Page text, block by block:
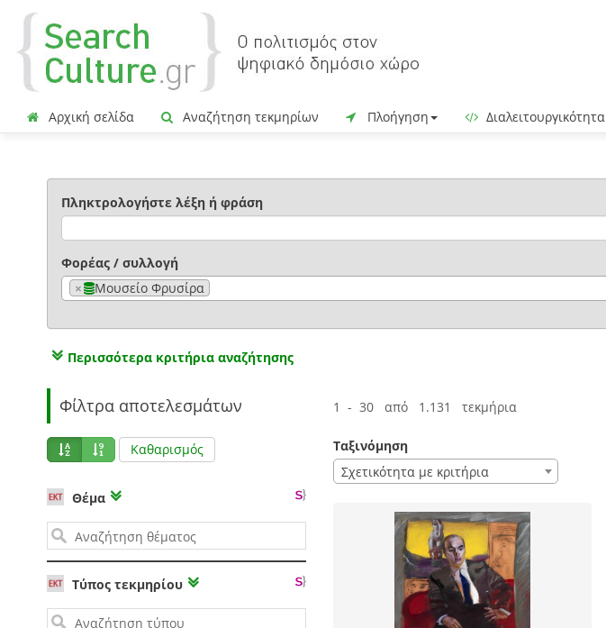
Αρχική σελίδα Αναζήτηση τεκμηρίων Πλοήγηση Διαλειτουργικότητα
Πληκτρολογήστε λέξη ή φράση
Φορέας / συλλογή
×
Μουσείο Φρυσίρα
Περισσότερα κριτήρια αναζήτησης
Φίλτρα αποτελεσμάτων
Καθαρισμός
Θέμα
Τύπος τεκμηρίου
1 - 30 από 1.131 τεκμήρια
Ταξινόμηση
Σχετικότητα με κριτήρια